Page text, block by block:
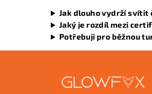
Jak dlouho vydrží svítit
Jaký je rozdíl mezi
Potřebuji pro běžnou